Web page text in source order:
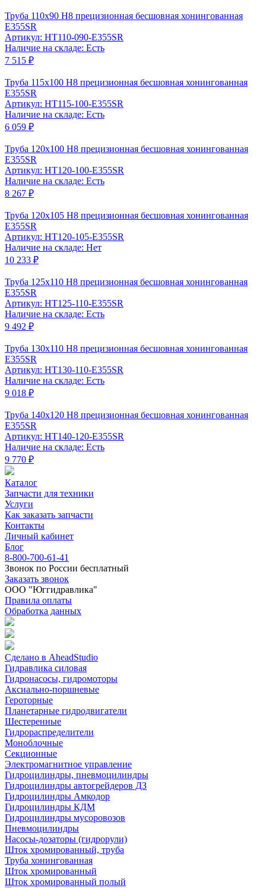
Труба 110x90 Н8 прецизионная бесшовная хонингованная
Е355SR
Артикул: HT110-090-Е355SR
Наличие на складе: Есть
7 515 ₽
Труба 115x100 Н8 прецизионная бесшовная хонингованная
Е355SR
Артикул: HT115-100-Е355SR
Наличие на складе: Есть
6 059 ₽
Труба 120x100 Н8 прецизионная бесшовная хонингованная
Е355SR
Артикул: HT120-100-Е355SR
Наличие на складе: Есть
8 267 ₽
Труба 120x105 Н8 прецизионная бесшовная хонингованная
Е355SR
Артикул: HT120-105-Е355SR
Наличие на складе: Нет
10 233 ₽
Труба 125x110 Н8 прецизионная бесшовная хонингованная
Е355SR
Артикул: HT125-110-E355SR
Наличие на складе: Есть
9 492 ₽
Труба 130x110 Н8 прецизионная бесшовная хонингованная
Е355SR
Артикул: HT130-110-Е355SR
Наличие на складе: Есть
9 018 ₽
Труба 140x120 Н8 прецизионная бесшовная хонингованная
Е355SR
Артикул: HT140-120-Е355SR
Наличие на складе: Есть
9 770 ₽
Каталог
Запчасти для техники
Услуги
Как заказать запчасти
Контакты
Личный кабинет
Блог
8-800-700-61-41
Звонок по России бесплатный
Заказать звонок
ООО "Юггидравлика"
Правила оплаты
Обработка данных
Сделано в AheadStudio
Гидравлика силовая
Гидронасосы, гидромоторы
Аксиально-поршневые
Героторные
Планетарные гидродвигатели
Шестеренные
Гидрораспределители
Моноблочные
Секционные
Электромагнитное управление
Гидроцилиндры, пневмоцилиндры
Гидроцилиндры автогрейдеров ДЗ
Гидроцилиндры Амкодор
Гидроцилиндры КДМ
Гидроцилиндры мусоровозов
Пневмоцилиндры
Насосы-дозаторы (гидрорули)
Шток хромированный, труба
Труба хонингованная
Шток хромированный
Шток хромированный полый